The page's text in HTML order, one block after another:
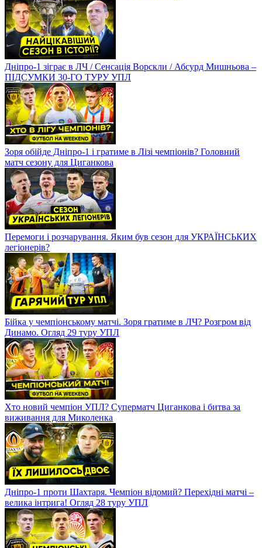
Дніпро-1 зіграє в ЛЧ / Сенсація Ворскли / Абсурд Мишньова –
ПІДСУМКИ 30-ГО ТУРУ УПЛ
Зоря обійде Дніпро-1 і гратиме в Лізі чемпіонів? Головний
матч сезону для Циганкова
Перемоги і розчарування. Яким був сезон для УКРАЇНСЬКИХ
легіонерів?
Бійка у чемпіонському матчі. Зоря гратиме в ЛЧ? Розгром від
Динамо. Огляд 29 туру УПЛ
Хто новий чемпіон УПЛ? Суперматч Циганкова і битва за
виживання для Миколенка
Дніпро-1 проти Шахтаря. Чемпіон відомий? Перехідні матчі –
велика інтрига! Огляд 28 туру УПЛ